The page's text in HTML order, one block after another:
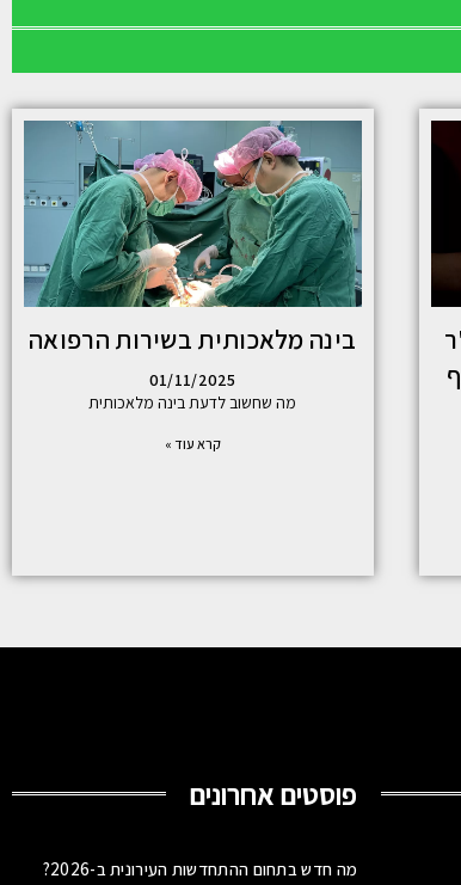
בינה מלאכותית בשירות הרפואה
01/11/2025
מה שחשוב לדעת בינה מלאכותית
קרא עוד »
פוסטים אחרונים
מה חדש בתחום ההתחדשות העירונית ב-2026?